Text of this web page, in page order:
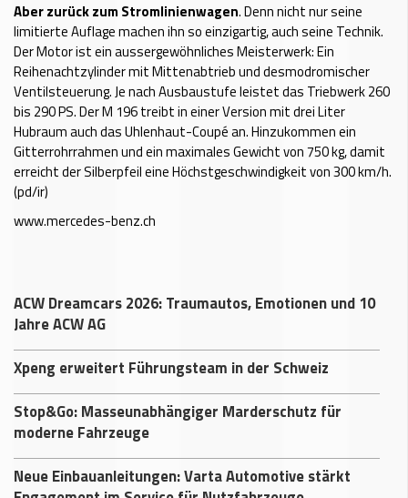
Aber zurück zum Stromlinienwagen. Denn nicht nur seine
limitierte Auflage machen ihn so einzigartig, auch seine Technik.
Der Motor ist ein aussergewöhnliches Meisterwerk: Ein
Reihenachtzylinder mit Mittenabtrieb und desmodromischer
Ventilsteuerung. Je nach Ausbaustufe leistet das Triebwerk 260
bis 290 PS. Der M 196 treibt in einer Version mit drei Liter
Hubraum auch das Uhlenhaut-Coupé an. Hinzukommen ein
Gitterrohrrahmen und ein maximales Gewicht von 750 kg, damit
erreicht der Silberpfeil eine Höchstgeschwindigkeit von 300 km/h.
(pd/ir)
www.mercedes-benz.ch
ACW Dreamcars 2026: Traumautos, Emotionen und 10
Jahre ACW AG
Xpeng erweitert Führungsteam in der Schweiz
Stop&Go: Masseunabhängiger Marderschutz für
moderne Fahrzeuge
Neue Einbauanleitungen: Varta Automotive stärkt